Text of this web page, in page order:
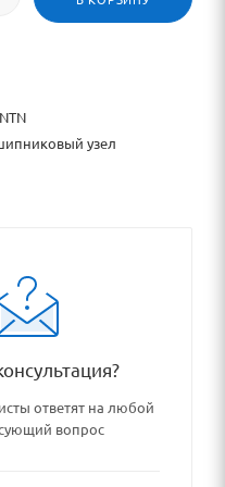
NTN
узел
ответят на любой
вопрос